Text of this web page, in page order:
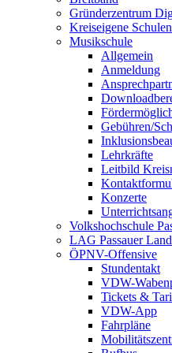
Gründerzentrum
Kreiseigene
Musikschule
Allgemein
Anmeldung
Gebühren/
Lehrkräfte
Leitbild
Konzerte
Volkshochschule
LAG Passauer Land
ÖPNV-Offensive
Stundentakt
VDW-
Tickets &
VDW-App
Fahrpläne